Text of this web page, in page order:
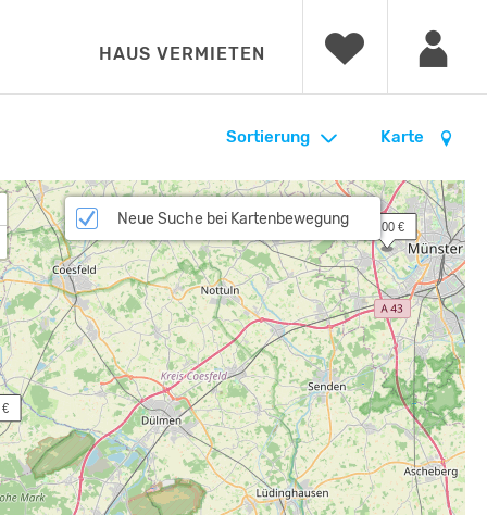
HAUS VERMIETEN
Karte
Sortierung
€
62.00 €
Neue Suche bei Kartenbewegung